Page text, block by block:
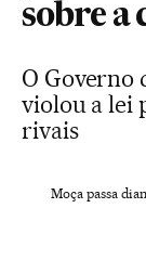
sobre a
O Governo
violou a lei
rivais
Moça passa